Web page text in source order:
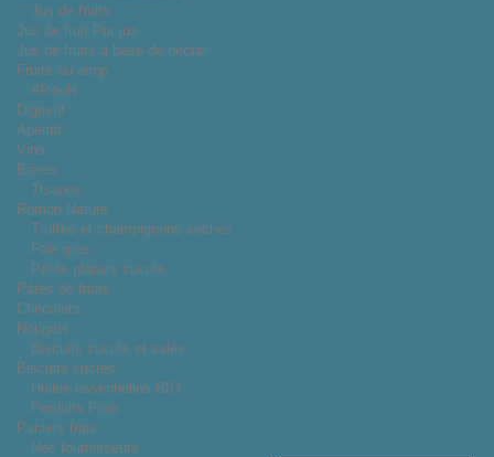
Jus de fruits
Jus de fruit Pur jus
Jus de fruits à base de nectar
Fruits au sirop
Alcools
Digestif
Apéritif
Vins
Bières
Tisanes
Romon Nature
Truffes et champignons séchés
Foie gras
Petits plaisirs sucrés
Pâtes de fruits
Chocolats
Nougats
Biscuits sucrés et salés
Biscuits sucrés
Huiles essentielles BIO
Produits Frais
Paniers frais
Nos fournisseurs